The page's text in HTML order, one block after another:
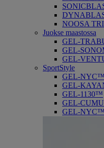
NOOSA
Juokse maastossa
GEL-
GEL-
GEL-
SportStyle
GEL-NYC™
GEL-
GEL-1130™
GEL-
GEL-